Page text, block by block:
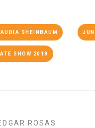
SHEINBAUM
SHOW 2018
ROSAS